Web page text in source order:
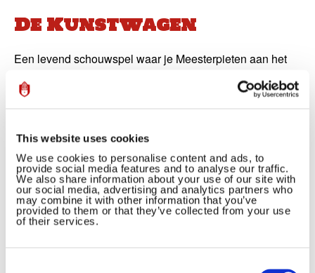
This website uses cookies
We use cookies to personalise content and ads, to
provide social media features and to analyse our traffic.
We also share information about your use of our site with
our social media, advertising and analytics partners who
may combine it with other information that you’ve
provided to them or that they’ve collected from your use
of their services.
De Kunstwagen
Een levend schouwspel waar je Meesterpieten aan het
werk ziet. Dit jaar zullen ze Het Gouden Boekje met “Het
verhaal van Sinterklaas” schilderen!
Ook de koets van de hofleverancier (de Bijenkorf) rijdt
mee, volgeladen met pakjes.
Arcrobatische toeren